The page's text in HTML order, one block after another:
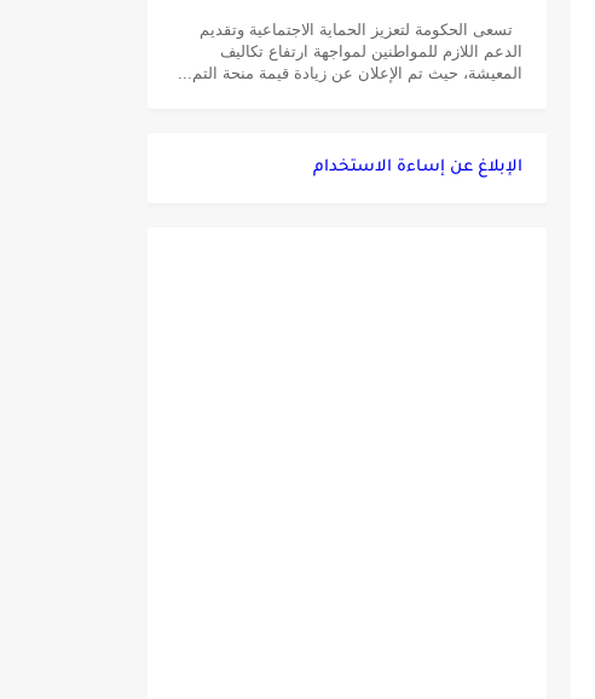
تسعى الحكومة لتعزيز الحماية الاجتماعية وتقديم
الدعم اللازم للمواطنين لمواجهة ارتفاع تكاليف
المعيشة، حيث تم الإعلان عن زيادة قيمة منحة التم...
الإبلاغ عن إساءة الاستخدام